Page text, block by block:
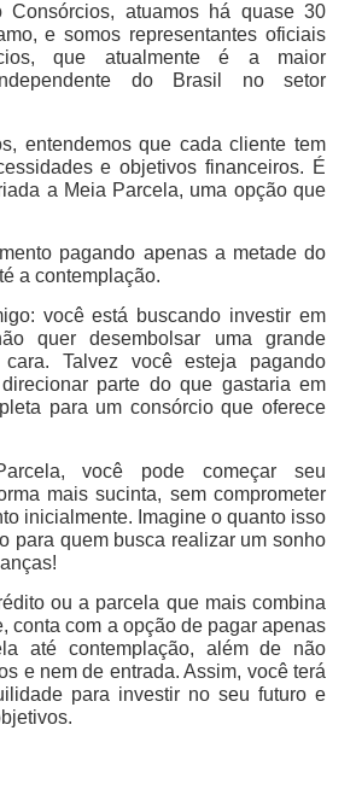
Consórcios, atuamos há quase 30
e somos representantes oficiais
que atualmente é a maior
do Brasil no setor
entendemos que cada cliente tem
e objetivos financeiros. É
a Meia Parcela, uma opção que
pagando apenas a metade do
a contemplação.
você está buscando investir em
quer desembolsar uma grande
Talvez você esteja pagando
parte do que gastaria em
para um consórcio que oferece
você pode começar seu
mais sucinta, sem comprometer
inicialmente. Imagine o quanto isso
para quem busca realizar um sonho
ou a parcela que mais combina
conta com a opção de pagar apenas
até contemplação, além de não
e nem de entrada. Assim, você terá
para investir no seu futuro e